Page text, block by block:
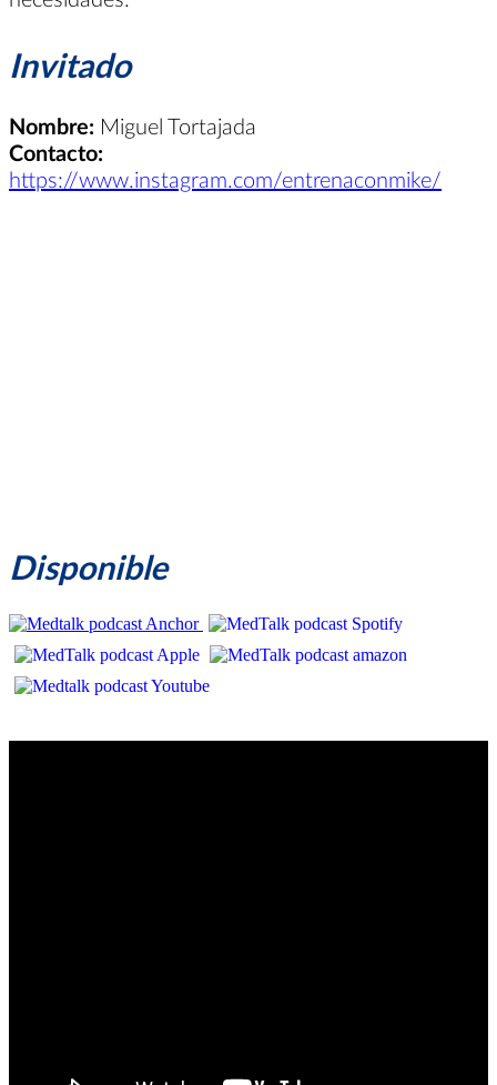
Invitado
Nombre: Miguel Tortajada
Contacto:
https://www.instagram.com/entrenaconmike/
Disponible